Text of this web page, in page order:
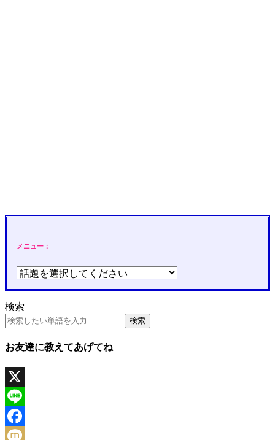
メニュー：
検索
検索
お友達に教えてあげてね
X
Line
Facebook